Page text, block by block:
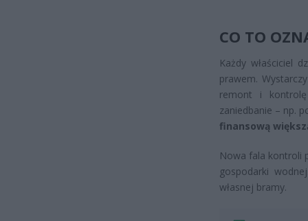
CO TO
Każdy właściciel
prawem.
remont i
zaniedbanie – np.
finansową
Nowa fala kontroli
gospodarki
własnej bramy.